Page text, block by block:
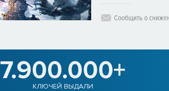
Сообщить о
7.900.000+
КЛЮЧЕЙ ВЫДАЛИ